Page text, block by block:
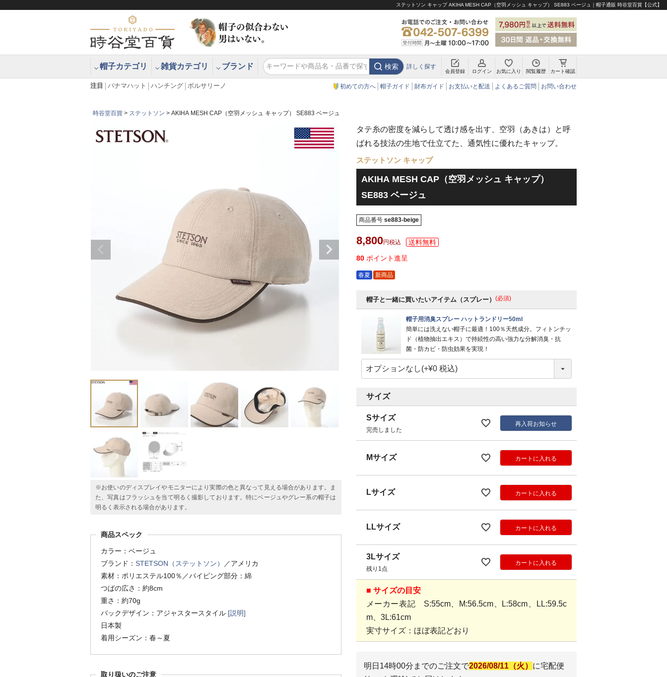
ステットソン キャップ AKIHA MESH CAP（空羽メッシュ キャップ） SE883 ベージュ｜帽子通販 時谷堂百貨【公式】
帽子カテゴリ 雑貨カテゴリ ブランド 検索 詳しく探す
会員登録 ログイン お気に入り 閲覧履歴 カート確認
注目 パナマハット ハンチング ボルサリーノ 初めての方へ 帽子ガイド 財布ガイド お支払いと配送 よくあるご質問 お問い合わせ
時谷堂百貨 ステットソン AKIHA MESH CAP（空羽メッシュ キャップ） SE883 ベージュ
※お使いのディスプレイやモニターにより実際の色と異なって見える場合があります。ま
た、写真はフラッシュを当て明るく撮影しております。特にベージュやグレー系の帽子は
明るく表示される場合があります。
商品スペック
カラー：ベージュ
ブランド： STETSON（ステットソン）
／アメリカ
素材：ポリエステル100％／パイピング部分：綿
つばの広さ：約8cm
重さ：約70g
バックデザイン：アジャスタースタイル [説明]
日本製
着用シーズン：春～夏
取り扱いのご注意
タテ糸の密度を減らして透け感を出す、空羽（あきは）と呼
ばれる技法の生地で仕立てた、通気性に優れたキャップ。
ステットソン キャップ
AKIHA MESH CAP（空羽メッシュ キャップ）
SE883 ベージュ
商品番号 se883-beige
8,800 税込
80 ポイント進呈
春夏 新商品
帽子と一緒に買いたいアイテム（スプレー） (必須)
帽子用消臭スプレー ハットランドリー50ml
簡単には洗えない帽子に最適！100％天然成分。フィトンチッ
ド（植物抽出エキス）で持続性の高い強力な分解消臭・抗
菌・防カビ・防虫効果を実現！
サイズ
Sサイズ
完売しました
再入荷お知らせ
Mサイズ カートに入れる
Lサイズ カートに入れる
LLサイズ カートに入れる
3Lサイズ
残り1点
カートに入れる
■ サイズの目安
メーカー表記 S:55cm、M:56.5cm、L:58cm、LL:59.5c
m、3L:61cm
実寸サイズ：ほぼ表記どおり
明日 14時00分 までのご注文で2026/08/11（火） に宅配便